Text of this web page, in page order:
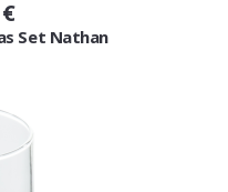
Set Nathan